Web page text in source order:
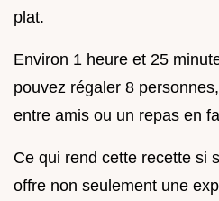
plat.
Environ 1 heure et 25
pouvez régaler 8
entre amis ou un repas en
Ce qui rend cette recette si
offre non seulement une